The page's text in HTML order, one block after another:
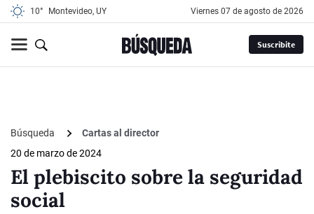
10° Montevideo, UY viernes 07 de agosto de 2026
Suscribite
Búsqueda
Cartas al director
20 de marzo de 2024
El plebiscito sobre la seguridad
social